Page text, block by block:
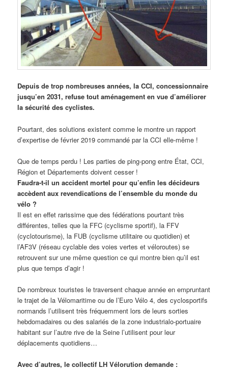
Depuis de trop nombreuses années, la CCI, concessionnaire
jusqu’en 2031, refuse tout aménagement en vue d’améliorer
la sécurité des cyclistes.
Pourtant, des solutions existent comme le montre un rapport
d’expertise de février 2019 commandé par la CCI elle-même !
Que de temps perdu ! Les parties de ping-pong entre État, CCI,
Région et Départements doivent cesser !
Faudra-t-il un accident mortel pour qu’enfin les décideurs
accèdent aux revendications de l’ensemble du monde du
vélo ?
Il est en effet rarissime que des fédérations pourtant très
différentes, telles que la FFC (cyclisme sportif), la FFV
(cyclotourisme), la FUB (cyclisme utilitaire ou quotidien) et
l’AF3V (réseau cyclable des voies vertes et véloroutes) se
retrouvent sur une même question ce qui montre bien qu’il est
plus que temps d’agir !
De nombreux touristes le traversent chaque année en empruntant
le trajet de la Vélomaritime ou de l’Euro Vélo 4, des cyclosportifs
normands l’utilisent très fréquemment lors de leurs sorties
hebdomadaires ou des salariés de la zone industrialo-portuaire
habitant sur l’autre rive de la Seine l’utilisent pour leur
déplacements quotidiens…
Avec d’autres, le collectif LH Vélorution demande :